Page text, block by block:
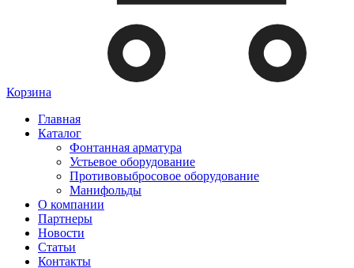
Корзина
Главная
Каталог
Фонтанная арматура
Устьевое оборудование
Противовыбросовое оборудование
Манифольды
О компании
Партнеры
Новости
Статьи
Контакты